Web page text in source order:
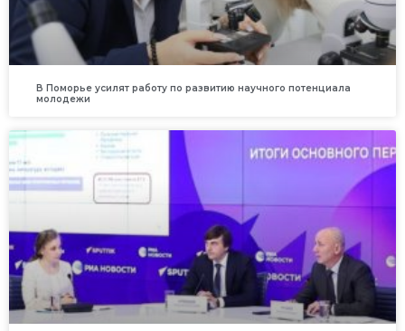
В Поморье усилят работу по развитию научного потенциала
молодежи